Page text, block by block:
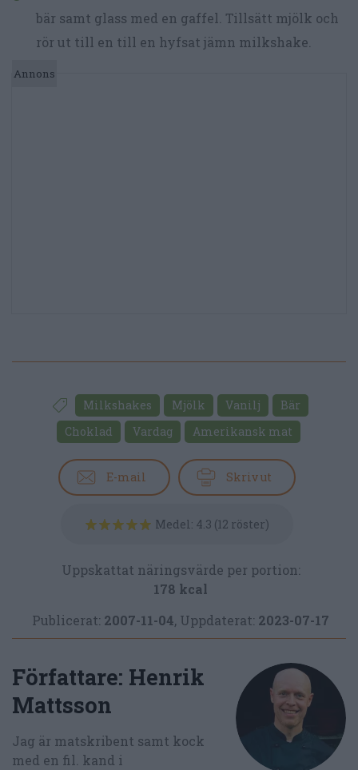
bär samt glass med en gaffel. Tillsätt mjölk och
rör ut till en till en hyfsat jämn milkshake.
Milkshakes Mjölk Vanilj
Bär
Choklad
Vardag Amerikansk mat
E-mail Skriv ut
Medel: 4.3 (12 röster)
Uppskattat näringsvärde per portion:
178 kcal
Publicerat: 2007-11-04, Uppdaterat: 2023-07-17
Författare: Henrik
Mattsson
Jag är matskribent samt kock
med en fil. kand i